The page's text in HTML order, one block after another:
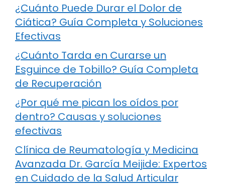
¿Cuánto Puede Durar el Dolor de
Ciática? Guía Completa y Soluciones
Efectivas
¿Cuánto Tarda en Curarse un
Esguince de Tobillo? Guía Completa
de Recuperación
¿Por qué me pican los oídos por
dentro? Causas y soluciones
efectivas
Clínica de Reumatología y Medicina
Avanzada Dr. García Meijide: Expertos
en Cuidado de la Salud Articular